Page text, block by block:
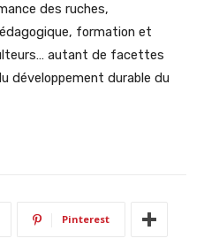
des ruches,
formation et
autant de facettes
développement durable du
Pinterest